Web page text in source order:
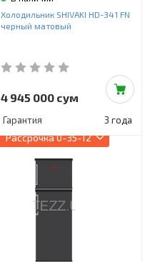
Холодильник SHIVAKI HD-341 FN
черный матовый
4 945 000 сум
Гарантия 3 года
Рассрочка0-35-12